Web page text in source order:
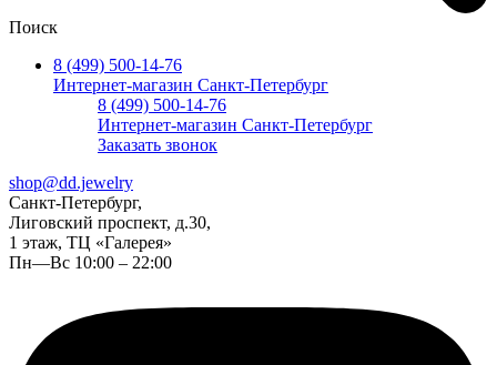
Поиск
8 (499) 500-14-76
Интернет-магазин Санкт-Петербург
8 (499) 500-14-76
Интернет-магазин Санкт-Петербург
Заказать звонок
shop@dd.jewelry
Санкт-Петербург,
Лиговский проспект, д.30,
1 этаж, ТЦ «Галерея»
Пн—Вс 10:00 – 22:00